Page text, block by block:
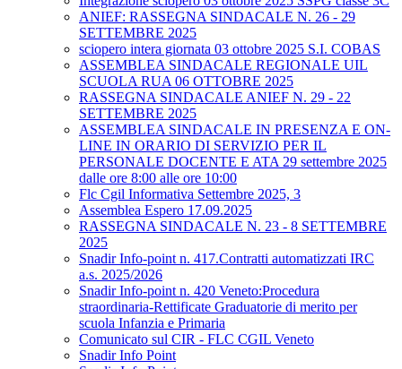
ANIEF: RASSEGNA SINDACALE N. 26 - 29
SETTEMBRE 2025
sciopero intera giornata 03 ottobre 2025 S.I. COBAS
ASSEMBLEA SINDACALE REGIONALE UIL
SCUOLA RUA 06 OTTOBRE 2025
RASSEGNA SINDACALE ANIEF N. 29 - 22
SETTEMBRE 2025
ASSEMBLEA SINDACALE IN PRESENZA E ON-
LINE IN ORARIO DI SERVIZIO PER IL
PERSONALE DOCENTE E ATA 29 settembre 2025
dalle ore 8:00 alle ore 10:00
Flc Cgil Informativa Settembre 2025, 3
Assemblea Espero 17.09.2025
RASSEGNA SINDACALE N. 23 - 8 SETTEMBRE
2025
Snadir Info-point n. 417.Contratti automatizzati IRC
a.s. 2025/2026
Snadir Info-point n. 420 Veneto:Procedura
straordinaria-Rettificate Graduatorie di merito per
scuola Infanzia e Primaria
Comunicato sul CIR - FLC CGIL Veneto
Snadir Info Point